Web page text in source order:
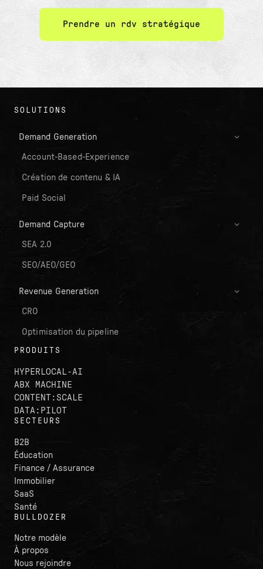
Prendre un rdv stratégique
SOLUTIONS
Demand Generation
Account-Based-Experience
Création de contenu & IA
Paid Social
Demand Capture
SEA 2.0
SEO/AEO/GEO
Revenue Generation
CRO
Optimisation du pipeline
PRODUITS
HYPERLOCAL-AI
ABX MACHINE
CONTENT:SCALE
DATA:PILOT
SECTEURS
B2B
Éducation
Finance / Assurance
Immobilier
SaaS
Santé
BULLDOZER
Notre modèle
À propos
Nous rejoindre